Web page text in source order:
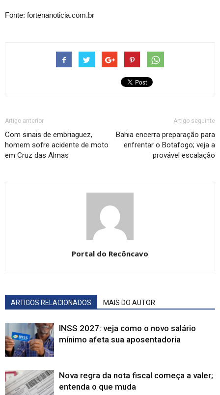
Fonte: fortenanoticia.com.br
Artigo anterior
Com sinais de embriaguez,
homem sofre acidente de moto
em Cruz das Almas
Artigo seguinte
Bahia encerra preparação para
enfrentar o Botafogo; veja a
provável escalação
Portal do Recôncavo
ARTIGOS RELACIONADOS MAIS DO AUTOR
INSS 2027: veja como o novo salário
mínimo afeta sua aposentadoria
Nova regra da nota fiscal começa a valer;
entenda o que muda